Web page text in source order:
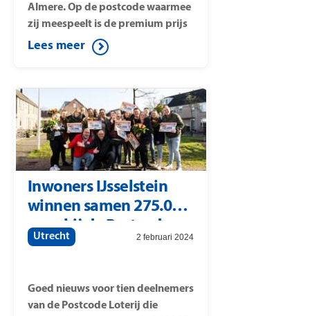
Almere. Op de postcode waarmee
zij meespeelt is de premium prijs
van de Postcode Loterij gevallen.
De prijs is gevallen op postcode
Premium, wint zij een BMW i5
M60 xDrive. Postcode Loterij-
ambassadeur Winston
Gerschtanowitz verraste haar met
dit mooie nieuws.
Lees meer
Inwoners IJsselstein
winnen samen 275.000
euro bij de Postcode
Loterij
Utrecht 2 februari 2024
Goed nieuws voor tien deelnemers
van de Postcode Loterij die